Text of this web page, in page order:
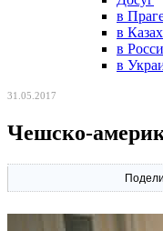
в
в
в
в
31.05.2017
Чешско-